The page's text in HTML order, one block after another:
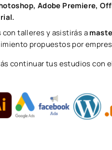
Adobe Premiere,
con talleres y asistirás a
propuestos por
continuar tus estudios con